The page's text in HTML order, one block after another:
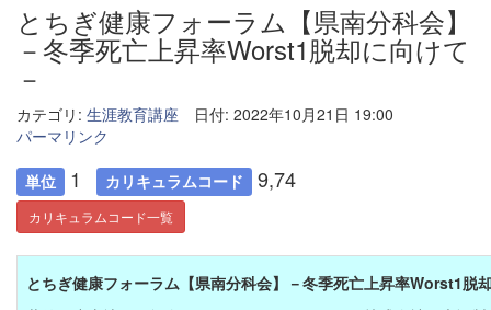
とちぎ健康フォーラム【県南分科会】
－冬季死亡上昇率Worst1脱却に向けて
－
カテゴリ: 生涯教育講座
日付: 2022年10月21日 19:00
パーマリンク
単位 1 カリキュラムコード 9,74
カリキュラムコード一覧
とちぎ健康フォーラム【県南分科会】－冬季死亡上昇率Worst1脱